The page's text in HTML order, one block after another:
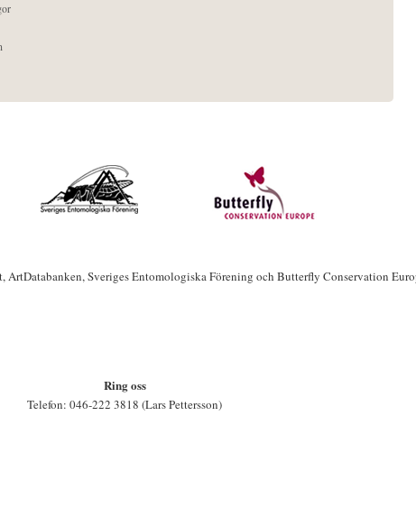
Sveriges Entomologiska Förening och Butterfly Conservation
Ring oss
Telefon: 046-222 3818 (Lars Pettersson)